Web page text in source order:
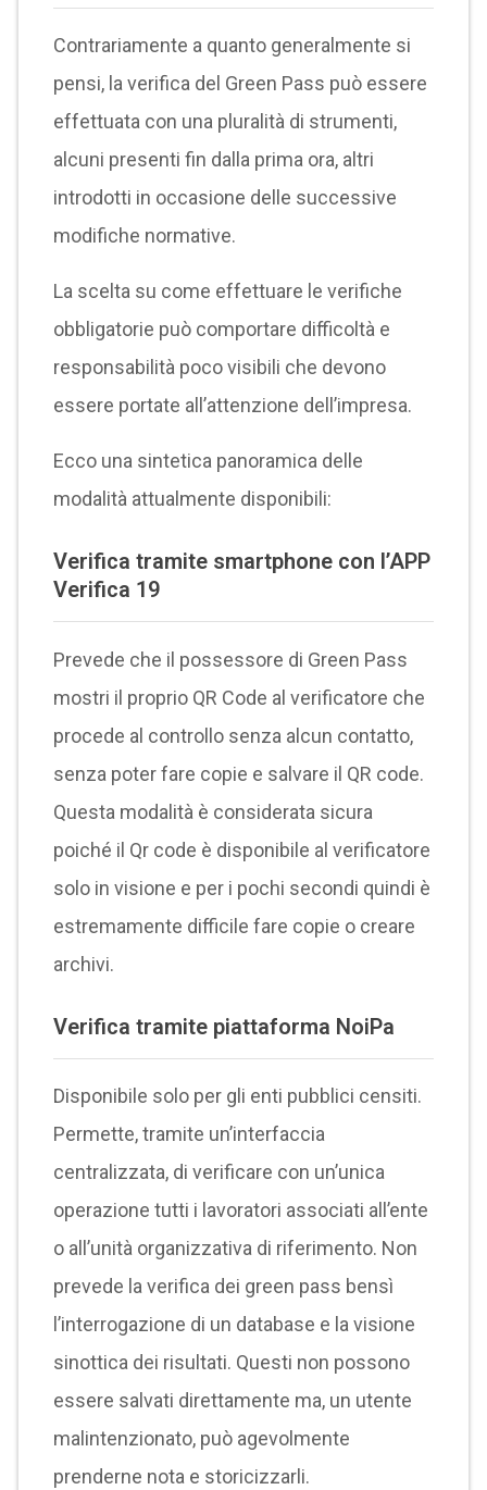
Contrariamente a quanto generalmente si
pensi, la verifica del Green Pass può essere
effettuata con una pluralità di strumenti,
alcuni presenti fin dalla prima ora, altri
introdotti in occasione delle successive
modifiche normative.
La scelta su come effettuare le verifiche
obbligatorie può comportare difficoltà e
responsabilità poco visibili che devono
essere portate all’attenzione dell’impresa.
Ecco una sintetica panoramica delle
modalità attualmente disponibili:
Verifica tramite smartphone con l’APP
Verifica 19
Prevede che il possessore di Green Pass
mostri il proprio QR Code al verificatore che
procede al controllo senza alcun contatto,
senza poter fare copie e salvare il QR code.
Questa modalità è considerata sicura
poiché il Qr code è disponibile al verificatore
solo in visione e per i pochi secondi quindi è
estremamente difficile fare copie o creare
archivi.
Verifica tramite piattaforma NoiPa
Disponibile solo per gli enti pubblici censiti.
Permette, tramite un’interfaccia
centralizzata, di verificare con un’unica
operazione tutti i lavoratori associati all’ente
o all’unità organizzativa di riferimento. Non
prevede la verifica dei green pass bensì
l’interrogazione di un database e la visione
sinottica dei risultati. Questi non possono
essere salvati direttamente ma, un utente
malintenzionato, può agevolmente
prenderne nota e storicizzarli.